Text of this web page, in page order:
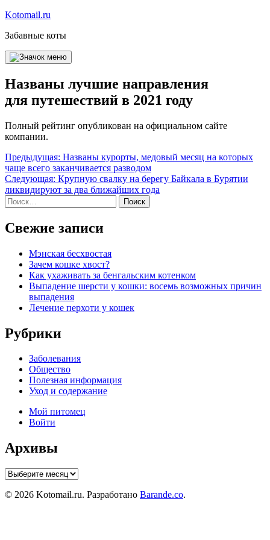
Перейти
содержимому
Kotomail.ru
Забавные коты
Названы лучшие направления
для путешествий в 2021 году
Полный рейтинг опубликован на официальном сайте
компании.
Навигация
по
записям
Предыдущая: Названы курорты, медовый месяц на которых
чаще всего заканчивается разводом
Следующая: Крупную свалку на берегу Байкала в Бурятии
ликвидируют за два ближайших года
Найти:
Свежие записи
Мэнская бесхвостая
Зачем кошке хвост?
Как ухаживать за бенгальским котенком
Выпадение шерсти у кошки: восемь возможных причин
выпадения
Лечение перхоти у кошек
Рубрики
Заболевания
Общество
Полезная информация
Уход и содержание
Мой питомец
Войти
Архивы
Архивы
© 2026 Kotomail.ru. Разработано Barande.co.